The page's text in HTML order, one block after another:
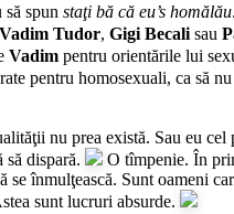
spun staţi bă că eu’s homălău.
Vadim Tudor, Gigi Becali sau
Vadim pentru orientările lui
pentru homosexuali, ca să
nu prea există. Sau eu
să dispară.
O tîmpenie. În
se înmulţească. Sunt oameni
sunt lucruri absurde.